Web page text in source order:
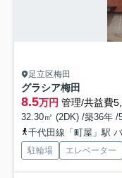
足立区梅田
グラシア梅田
8.5万円 管理/共益費
32.30㎡ (2DK) /築36年 /
千代田線「町屋」駅 バス
駐輪場 エレベーター